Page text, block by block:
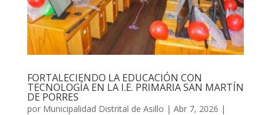
FORTALECIENDO LA EDUCACIÓN CON
TECNOLOGÍA EN LA I.E. PRIMARIA SAN MARTÍN
DE PORRES
por Municipalidad Distrital de Asillo | Abr 7, 2026 |